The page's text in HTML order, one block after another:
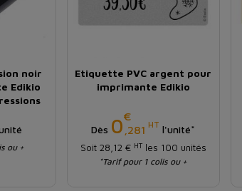
noir
Edikio
ou +
Etiquette PVC argent pour
imprimante Edikio
Dès 0€
,281 HT l'unité*
Soit 28,12 € HTles 100 unités
*Tarif pour 1 colis ou +